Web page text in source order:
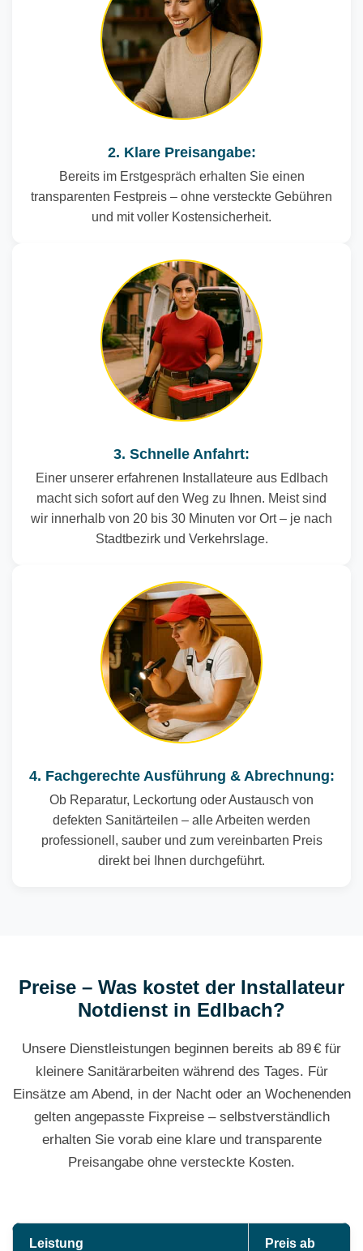
2. Klare Preisangabe:
Bereits im Erstgespräch erhalten Sie einen
transparenten Festpreis – ohne versteckte Gebühren
und mit voller Kostensicherheit.
3. Schnelle Anfahrt:
Einer unserer erfahrenen Installateure aus Edlbach
macht sich sofort auf den Weg zu Ihnen. Meist sind
wir innerhalb von 20 bis 30 Minuten vor Ort – je nach
Stadtbezirk und Verkehrslage.
4. Fachgerechte Ausführung & Abrechnung:
Ob Reparatur, Leckortung oder Austausch von
defekten Sanitärteilen – alle Arbeiten werden
professionell, sauber und zum vereinbarten Preis
direkt bei Ihnen durchgeführt.
Preise – Was kostet der Installateur
Notdienst in Edlbach?
Unsere Dienstleistungen beginnen bereits ab 89 € für
kleinere Sanitärarbeiten während des Tages. Für
Einsätze am Abend, in der Nacht oder an Wochenenden
gelten angepasste Fixpreise – selbstverständlich
erhalten Sie vorab eine klare und transparente
Preisangabe ohne versteckte Kosten.
Leistung Preis ab